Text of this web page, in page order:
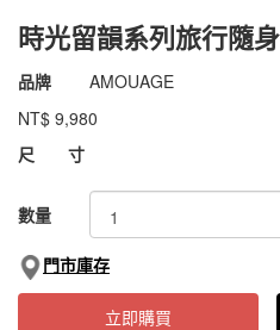
時光留韻系列旅行隨
商品代號 011nAM264
011nAM264
品牌
AMOUAGE
NT$ 9,980
GOODS000000000000008025063
尺 寸
數量
門市庫存
立即購買